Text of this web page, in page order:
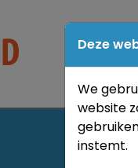
Deze
We
website
instemt.